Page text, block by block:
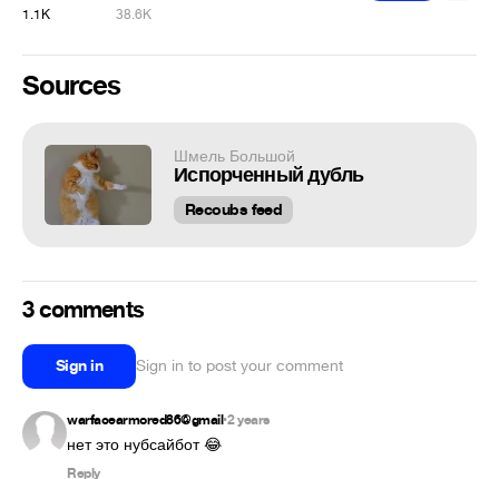
1.1K 38.6K
Sources
Шмель Большой
Испорченный дубль
Recoubs feed
3 comments
Sign in Sign in to post your comment
warfacearmored86@gmail•2 years
нет это нубсайбот 😂
Reply